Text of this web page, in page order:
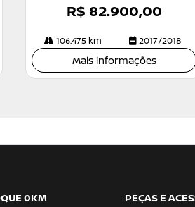
R$ 82.900,00
106.475 km 2017/2018
Mais informações
0KM
PEÇAS E